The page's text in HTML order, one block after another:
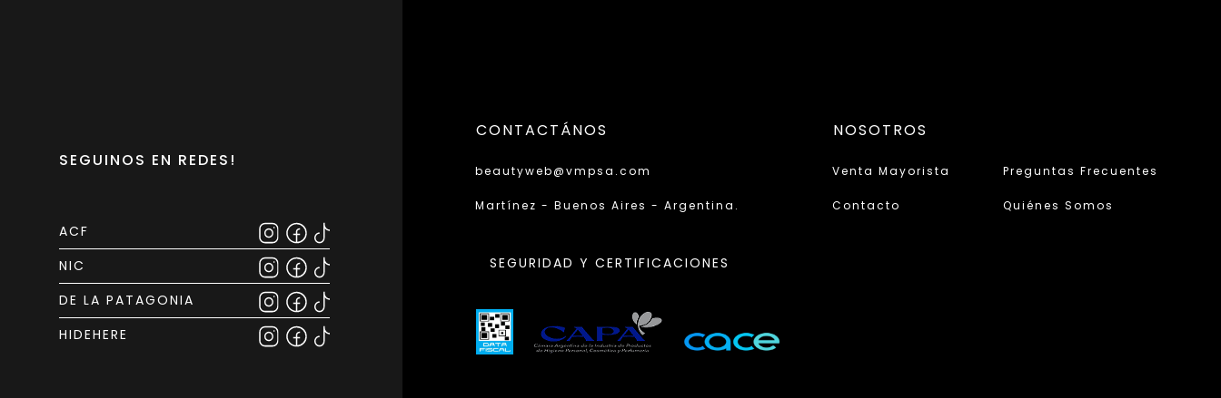
SEGUINOS EN REDES!
ACF
NIC
DE LA PATAGONIA
HIDEHERE
CONTACTÁNOS
beautyweb@vmpsa.com
Martínez - Buenos Aires - Argentina.
NOSOTROS
Venta Mayorista
Contacto
Preguntas Frecuentes
Quiénes Somos
SEGURIDAD Y CERTIFICACIONES